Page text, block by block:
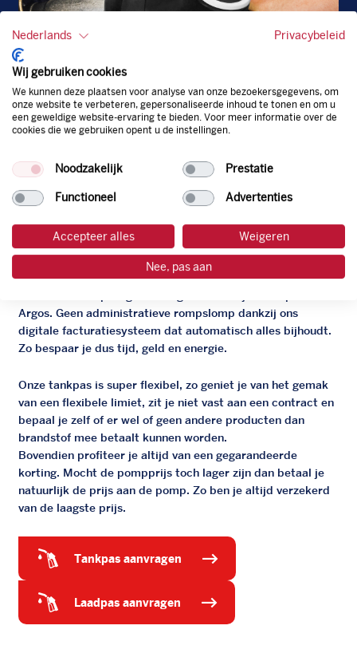
De zakelijke Argos pas
Argos. Geen administratieve rompslomp dankzij ons
digitale facturatiesysteem dat automatisch alles bijhoudt.
Zo bespaar je dus tijd, geld en energie.
Onze tankpas is super flexibel, zo geniet je van het gemak
van een flexibele limiet, zit je niet vast aan een contract en
bepaal je zelf of er wel of geen andere producten dan
brandstof mee betaalt kunnen worden.
Bovendien profiteer je altijd van een gegarandeerde
korting. Mocht de pompprijs toch lager zijn dan betaal je
natuurlijk de prijs aan de pomp. Zo ben je altijd verzekerd
van de laagste prijs.
tankpas aanvragen
laadpas aanvragen
Nederlands Privacybeleid
Wij gebruiken cookies
We kunnen deze plaatsen voor analyse van onze bezoekersgegevens, om
onze website te verbeteren, gepersonaliseerde inhoud te tonen en om u
een geweldige website-ervaring te bieden. Voor meer informatie over de
cookies die we gebruiken opent u de instellingen.
Noodzakelijk Prestatie
Functioneel Advertenties
Accepteer alles Weigeren
Nee, pas aan